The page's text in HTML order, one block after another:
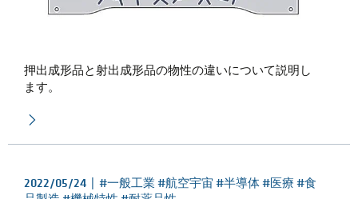
押出成形品と射出成形品の物性の違いについて説明し
ます。
2022/05/24 | #一般工業 #航空宇宙 #半導体 #医療 #食